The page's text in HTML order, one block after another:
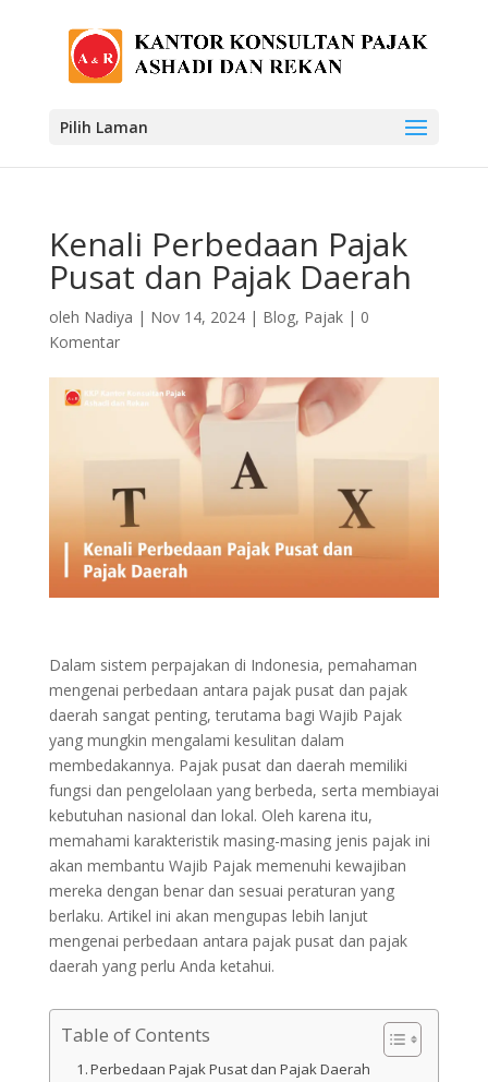
Pilih Laman
Kenali Perbedaan Pajak
Pusat dan Pajak Daerah
oleh Nadiya | Nov 14, 2024| Blog, Pajak| 0
Komentar
Dalam sistem perpajakan di Indonesia, pemahaman
mengenai perbedaan antara pajak pusat dan pajak
daerah sangat penting, terutama bagi Wajib Pajak
yang mungkin mengalami kesulitan dalam
membedakannya. Pajak pusat dan daerah memiliki
fungsi dan pengelolaan yang berbeda, serta membiayai
kebutuhan nasional dan lokal. Oleh karena itu,
memahami karakteristik masing-masing jenis pajak ini
akan membantu Wajib Pajak memenuhi kewajiban
mereka dengan benar dan sesuai peraturan yang
berlaku. Artikel ini akan mengupas lebih lanjut
mengenai perbedaan antara pajak pusat dan pajak
daerah yang perlu Anda ketahui.
Table of Contents
Perbedaan Pajak Pusat dan Pajak Daerah